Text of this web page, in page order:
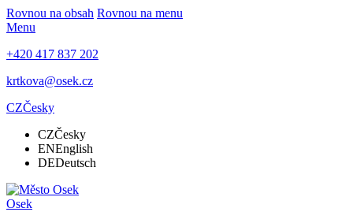
Rovnou na obsah Rovnou na menu
Menu
+420 417 837 202
krtkova@osek.cz
CZČesky
CZČesky
ENEnglish
DEDeutsch
Osek